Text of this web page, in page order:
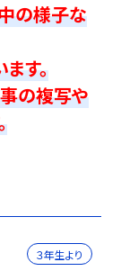
の様子な
す。
の複写や
３年生より